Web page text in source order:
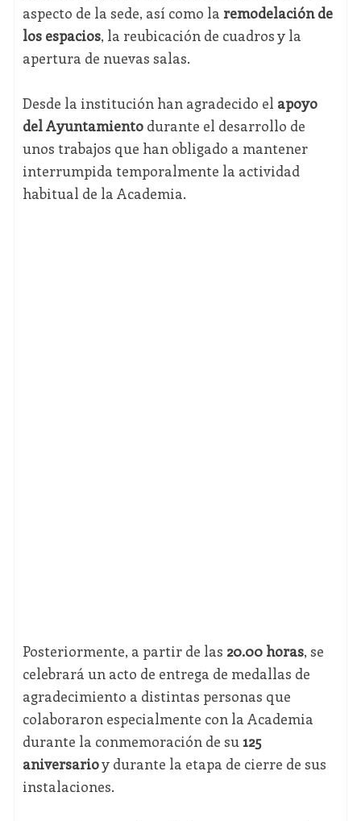
aspecto de la sede, así como la remodelación de
los espacios, la reubicación de cuadros y la
apertura de nuevas salas.
Desde la institución han agradecido el apoyo
del Ayuntamientodurante el desarrollo de
unos trabajos que han obligado a mantener
interrumpida temporalmente la actividad
habitual de la Academia.
Posteriormente, a partir de las 20.00 horas, se
celebrará un acto de entrega de medallas de
agradecimiento a distintas personas que
colaboraron especialmente con la Academia
durante la conmemoración de su125
aniversarioy durante la etapa de cierre de sus
instalaciones.